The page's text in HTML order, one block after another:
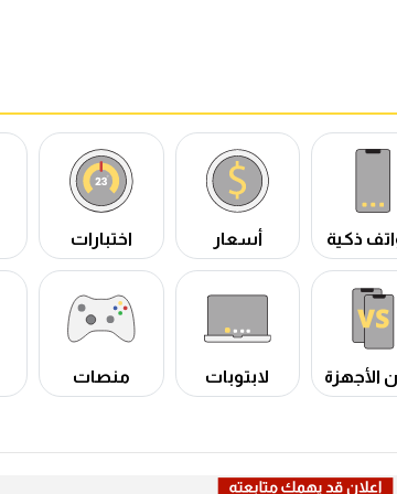
ذكية أسعار اختبارات
الأجهزة لابتوبات منصات